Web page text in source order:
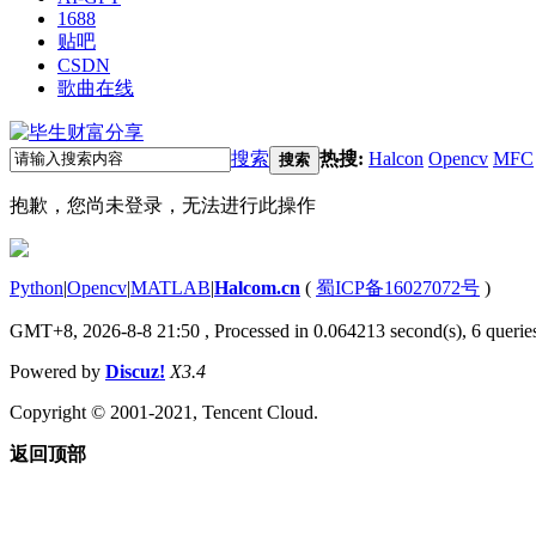
1688
贴吧
CSDN
歌曲在线
搜索 搜索 热搜: Halcon Opencv MFC
抱歉，您尚未登录，无法进行此操作
Python|Opencv|MATLAB|Halcom.cn ( 蜀ICP备16027072号 )
GMT+8, 2026-8-8 21:50 , Processed in 0.064213 second(s), 6
Powered by Discuz! X3.4
Copyright © 2001-2021, Tencent Cloud.
返回顶部